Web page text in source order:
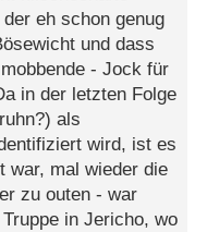
eh schon genug
und dass
- Jock für
in der letzten Folge
als
wird, ist es
war, mal wieder die
zu outen - war
in Jericho, wo